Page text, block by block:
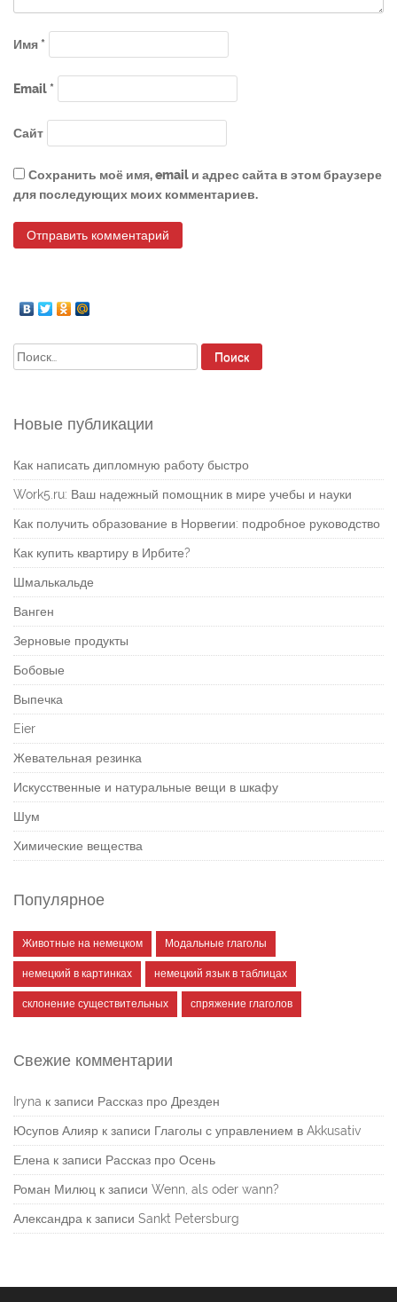
Имя*
Email*
Сайт
Сохранить моё имя, email и адрес сайта в этом браузере
для последующих моих комментариев.
Найти:
Новые публикации
Как написать дипломную работу быстро
Work5.ru: Ваш надежный помощник в мире учебы и науки
Как получить образование в Норвегии: подробное руководство
Как купить квартиру в Ирбите?
Шмалькальде
Ванген
Зерновые продукты
Бобовые
Выпечка
Eier
Жевательная резинка
Искусственные и натуральные вещи в шкафу
Шум
Химические вещества
Популярное
Животные на немецком Модальные глаголы
немецкий в картинках немецкий язык в таблицах
склонение существительных спряжение глаголов
Свежие комментарии
Iryna к записи Рассказ про Дрезден
Юсупов Алияр к записи Глаголы с управлением в Akkusativ
Елена к записи Рассказ про Осень
Роман Милюц к записи Wenn, als oder wann?
Александра к записи Sankt Petersburg